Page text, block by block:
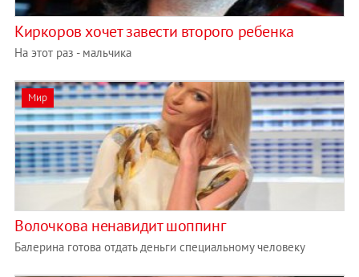
Киркоров хочет завести второго ребенка
На этот раз - мальчика
Мир
Волочкова ненавидит шоппинг
Балерина готова отдать деньги специальному человеку